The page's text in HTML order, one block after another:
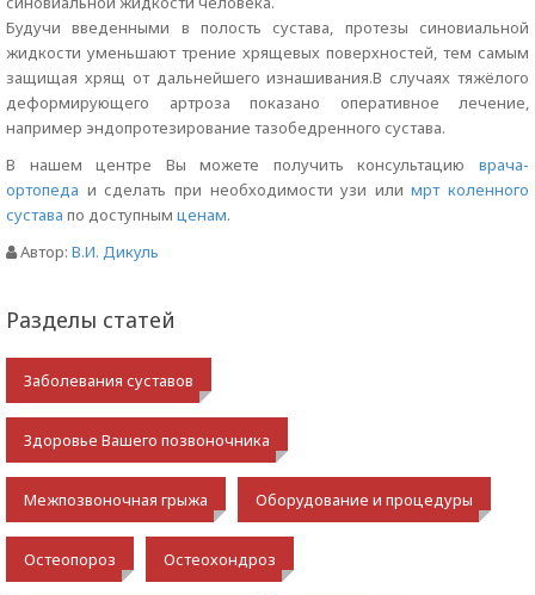
Будучи введенными в полость сустава, протезы синовиальной
жидкости уменьшают трение хрящевых поверхностей, тем самым
защищая хрящ от дальнейшего изнашивания.В случаях тяжёлого
деформирующего артроза показано оперативное лечение,
например эндопротезирование тазобедренного сустава.
В нашем центре Вы можете получить консультацию врача-
ортопеда и сделать при необходимости узи илимрт коленного
сустава по доступным ценам.
Автор: В.И. Дикуль
Разделы статей
Заболевания суставов
Здоровье Вашего позвоночника
Межпозвоночная грыжа Оборудование и процедуры
Остеопороз Остеохондроз